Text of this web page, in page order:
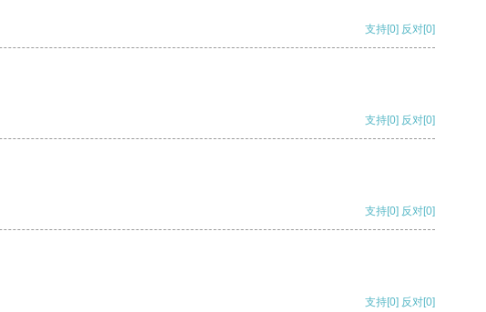
支持[0] 反对[0]
支持[0] 反对[0]
支持[0] 反对[0]
支持[0] 反对[0]